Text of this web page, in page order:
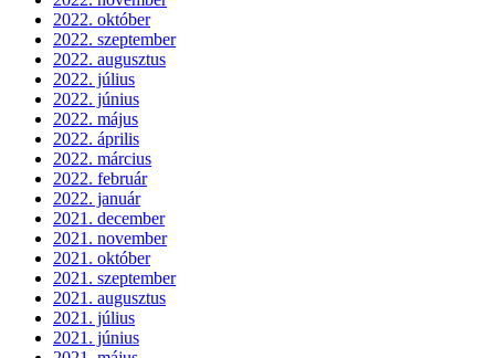
2022. október
2022. szeptember
2022. augusztus
2022. július
2022. június
2022. május
2022. április
2022. március
2022. február
2022. január
2021. december
2021. november
2021. október
2021. szeptember
2021. augusztus
2021. július
2021. június